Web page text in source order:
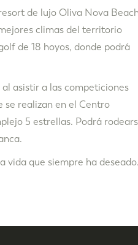
de lujo Oliva Nova
climas del territorio
de 18 hoyos, donde podrá
asistir a las competiciones
se realizan en el Centro
5 estrellas. Podrá
vida que siempre ha deseado.